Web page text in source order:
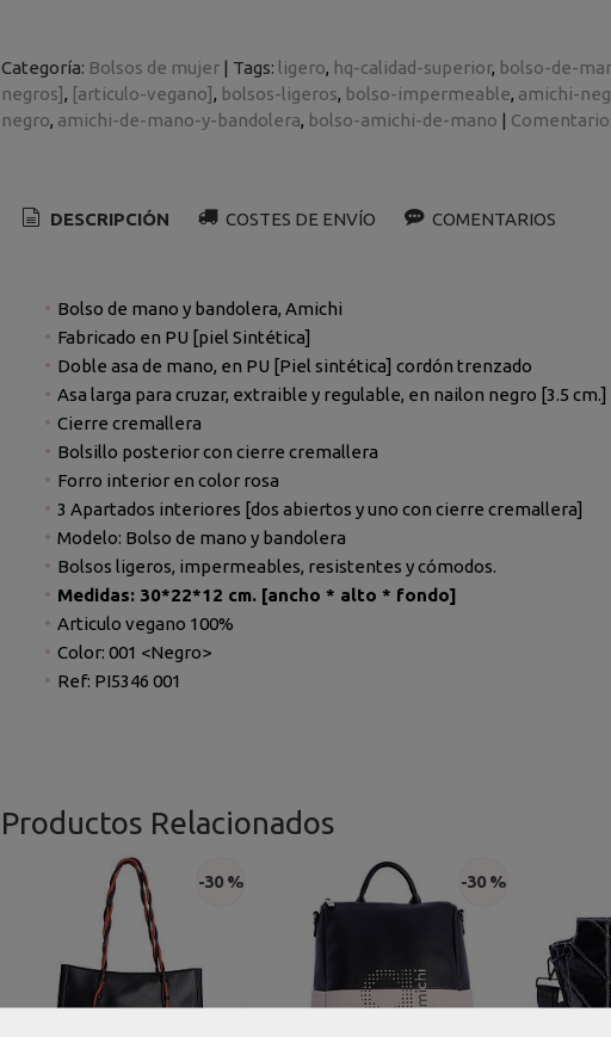
Categoría: Bolsos de mujer| Tags: ligero hq-calidad-superior bolso-de-
negros]
[articulo-vegano] bolsos-ligeros bolso-impermeable amichi-
negro amichi-de-mano-y-bandolera bolso-amichi-de-mano |
DESCRIPCIÓN COSTES DE ENVÍO COMENTARIOS
Bolso de mano y bandolera, Amichi
Fabricado en PU [piel Sintética]
Doble asa de mano, en PU [Piel sintética] cordón trenzado
Asa larga para cruzar, extraible y regulable, en nailon negro [3.5 cm.]
Cierre cremallera
Bolsillo posterior con cierre cremallera
Forro interior en color rosa
3 Apartados interiores [dos abiertos y uno con cierre cremallera]
Modelo: Bolso de mano y bandolera
Bolsos ligeros, impermeables, resistentes y cómodos.
Medidas: 30*22*12 cm. [ancho * alto * fondo]
Articulo vegano 100%
Color: 001 <Negro>
Ref: PI5346 001
Productos Relacionados
-30 % -30 %